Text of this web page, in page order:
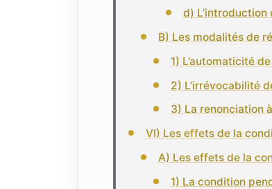
d)
B) Les modalités de
1) L’automaticité
2) L’irrévocabilité
3) La renonciation
VI) Les effets de la
A) Les effets de la
1) La condition